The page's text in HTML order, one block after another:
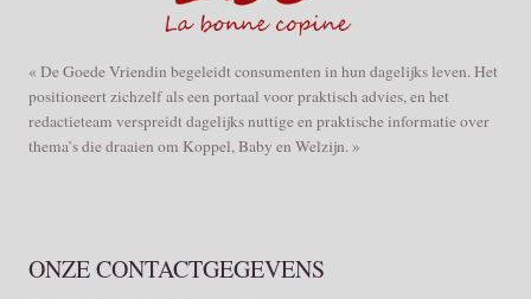
« De Goede Vriendin begeleidt consumenten in hun dagelijks leven. Het
positioneert zichzelf als een portaal voor praktisch advies, en het
redactieteam verspreidt dagelijks nuttige en praktische informatie over
thema’s die draaien om Koppel, Baby en Welzijn. »
ONZE CONTACTGEGEVENS